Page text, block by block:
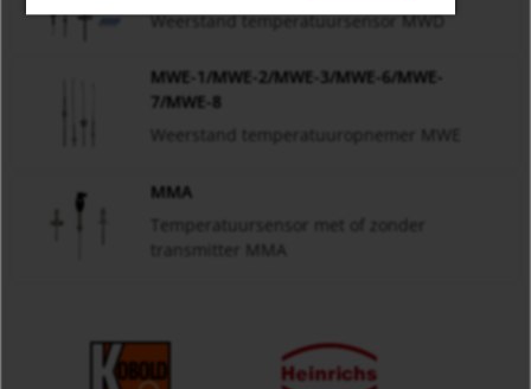
Weerstand temperatuursensor MWD
MWE-1/MWE-2/MWE-3/MWE-6/MWE-
7/MWE-8
Weerstand temperatuuropnemer MWE
MMA
transmitter MMA